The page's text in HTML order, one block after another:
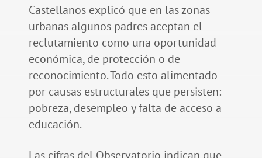
Castellanos explicó que en las zonas
urbanas algunos padres aceptan el
reclutamiento como una oportunidad
económica, de protección o de
reconocimiento. Todo esto alimentado
por causas estructurales que persisten:
pobreza, desempleo y falta de acceso a
educación.
Las cifras del Observatorio indican que